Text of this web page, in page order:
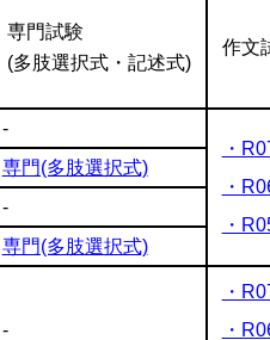
専門試験
(多肢選択式・記述式)
作文
-
・
・
・
専門(多肢選択式)
-
専門(多肢選択式)
-
・
・